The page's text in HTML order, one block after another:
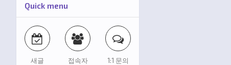
Quick menu
새글 접속자 1:1 문의